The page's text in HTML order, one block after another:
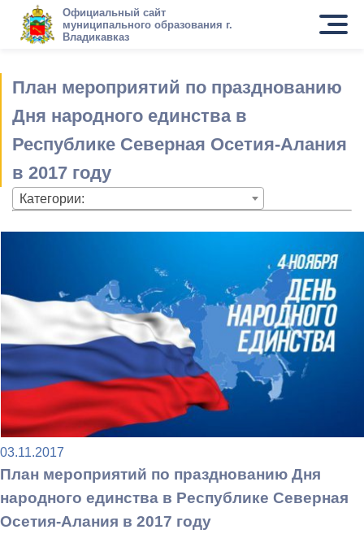
Официальный сайт
муниципального образования г.
Владикавказ
План мероприятий по празднованию
Дня народного единства в
Республике Северная Осетия-Алания
в 2017 году
Категории:
03.11.2017
План мероприятий по празднованию Дня
народного единства в Республике Северная
Осетия-Алания в 2017 году